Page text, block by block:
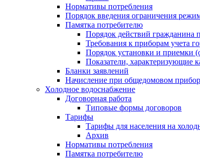
Нормативы потребления
Порядок введения ограничения
Памятка потребителю
Порядок действий гражданина
Требования к приборам учета
Порядок установки и приемки
Показатели, характеризующие
Бланки заявлений
Начисление при общедомовом
Холодное водоснабжение
Договорная работа
Типовые формы договоров
Тарифы
Тарифы для населения на
Архив
Нормативы потребления
Памятка потребителю